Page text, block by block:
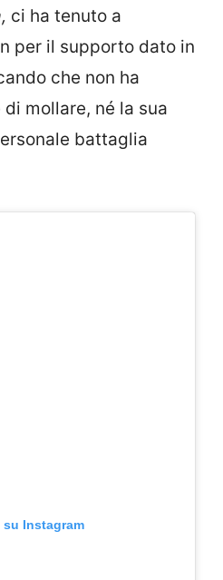
ci ha tenuto a
per il supporto dato in
che non ha
mollare, né la sua
battaglia
Instagram